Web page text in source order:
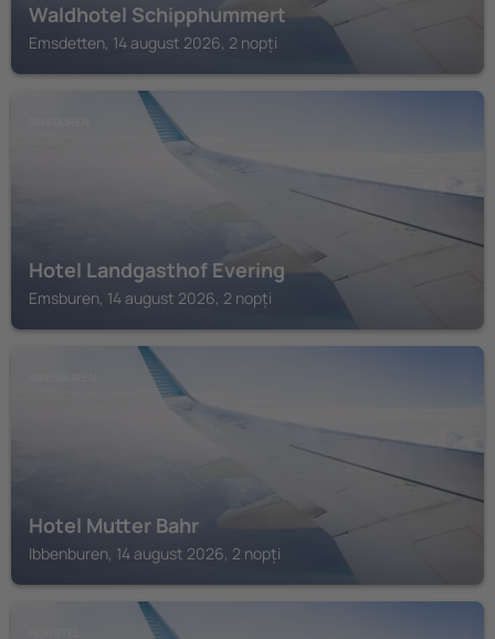
Waldhotel Schipphummert
Emsdetten, 14 august 2026, 2 nopți
Hotel Landgasthof Evering
Emsburen, 14 august 2026, 2 nopți
Hotel Mutter Bahr
Ibbenburen, 14 august 2026, 2 nopți